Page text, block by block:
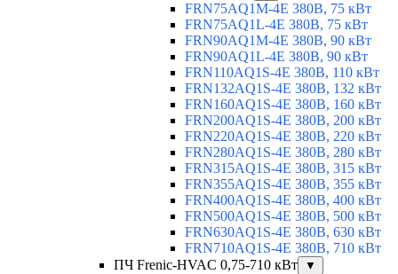
FRN75AQ1M-4E 380В, 75 кВт
FRN75AQ1L-4E 380В, 75 кВт
FRN90AQ1M-4E 380В, 90 кВт
FRN90AQ1L-4E 380В, 90 кВт
FRN110AQ1S-4E 380В, 110 кВт
FRN132AQ1S-4E 380В, 132 кВт
FRN160AQ1S-4E 380В, 160 кВт
FRN200AQ1S-4E 380В, 200 кВт
FRN220AQ1S-4E 380В, 220 кВт
FRN280AQ1S-4E 380В, 280 кВт
FRN315AQ1S-4E 380В, 315 кВт
FRN355AQ1S-4E 380В, 355 кВт
FRN400AQ1S-4E 380В, 400 кВт
FRN500AQ1S-4E 380В, 500 кВт
FRN630AQ1S-4E 380В, 630 кВт
FRN710AQ1S-4E 380В, 710 кВт
ПЧ Frenic-HVAC 0,75-710 кВт
▼